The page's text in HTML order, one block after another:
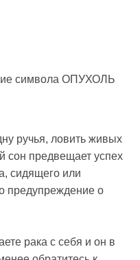
символа ОПУХОЛЬ
ручья, ловить живых
сон предвещает успех
сидящего или
предупреждение о
рака с себя и он в